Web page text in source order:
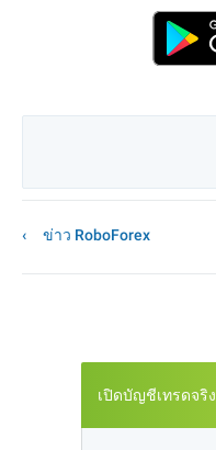
ข่าว RoboForex
เปิดบัญชีเทรดจริง